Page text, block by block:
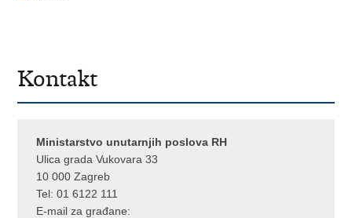
Kontakt
Ministarstvo unutarnjih poslova RH
Ulica grada Vukovara 33
10 000 Zagreb
Tel:01 6122 111
E-mail za građane: